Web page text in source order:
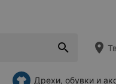
Дрехи, обувки и